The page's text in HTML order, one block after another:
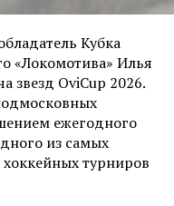
Кубка
«Локомотива» Илья
звезд OviCup 2026.
ежегодного
из самых
турниров